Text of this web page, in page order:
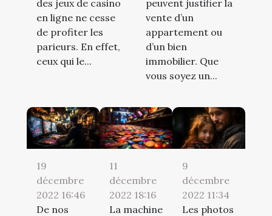
des jeux de casino
en ligne ne cesse
de profiter les
parieurs. En effet,
ceux qui le...
peuvent justifier la
vente d’un
appartement ou
d’un bien
immobilier. Que
vous soyez un...
19
décembre
2022 16:46
De nos
11
décembre
2022 18:16
La machine
9
décembre
2022 11:34
Les photos